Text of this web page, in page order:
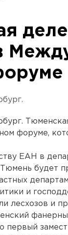
форуме,
ЕАН в
будет
и
лесхозов и
первый